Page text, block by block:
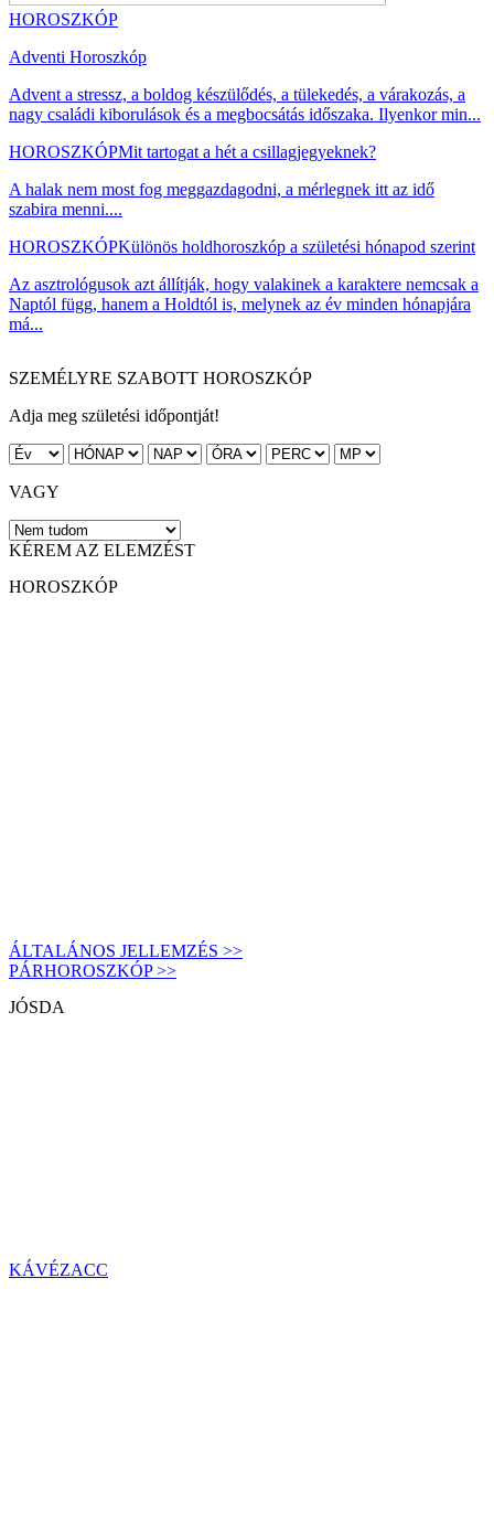
HOROSZKÓP
Adventi Horoszkóp
Advent a stressz, a boldog készülődés, a tülekedés, a várakozás, a
nagy családi kiborulások és a megbocsátás időszaka. Ilyenkor min...
HOROSZKÓPMit tartogat a hét a csillagjegyeknek?
A halak nem most fog meggazdagodni, a mérlegnek itt az idő
szabira menni....
HOROSZKÓPKülönös holdhoroszkóp a születési hónapod szerint
Az asztrológusok azt állítják, hogy valakinek a karaktere nemcsak a
Naptól függ, hanem a Holdtól is, melynek az év minden hónapjára
má...
SZEMÉLYRE SZABOTT HOROSZKÓP
Adja meg születési időpontját!
VAGY
KÉREM AZ ELEMZÉST
HOROSZKÓP
ÁLTALÁNOS JELLEMZÉS >>
PÁRHOROSZKÓP >>
JÓSDA
KÁVÉZACC